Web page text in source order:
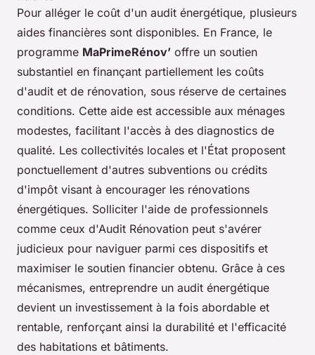
Pour alléger le coût d'un audit énergétique, plusieurs
aides financières sont disponibles. En France, le
programme MaPrimeRénov’ offre un soutien
substantiel en finançant partiellement les coûts
d'audit et de rénovation, sous réserve de certaines
conditions. Cette aide est accessible aux ménages
modestes, facilitant l'accès à des diagnostics de
qualité. Les collectivités locales et l'État proposent
ponctuellement d'autres subventions ou crédits
d'impôt visant à encourager les rénovations
énergétiques. Solliciter l'aide de professionnels
comme ceux d'Audit Rénovation peut s'avérer
judicieux pour naviguer parmi ces dispositifs et
maximiser le soutien financier obtenu. Grâce à ces
mécanismes, entreprendre un audit énergétique
devient un investissement à la fois abordable et
rentable, renforçant ainsi la durabilité et l'efficacité
des habitations et bâtiments.